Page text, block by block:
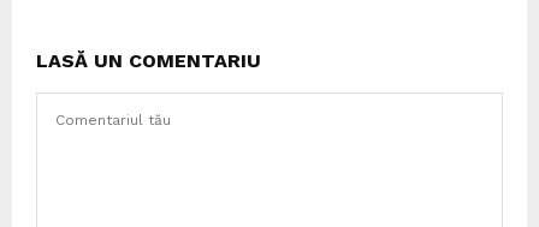
LASĂ UN COMENTARIU